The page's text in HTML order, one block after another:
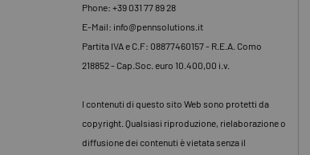
Phone: +39 031 77 89 28
E-Mail: info@pennsolutions.it
Partita IVA e C.F: 08877460157 - R.E.A. Como
218852 - Cap.Soc. euro 10.400,00 i.v.
I contenuti di questo sito Web sono protetti da
copyright. Qualsiasi riproduzione, rielaborazione o
diffusione dei contenuti è vietata senza il